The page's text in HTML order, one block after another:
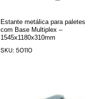
Estante metálica para paletes
com Base Multiplex –
1545x1180x310mm
SKU: 50110